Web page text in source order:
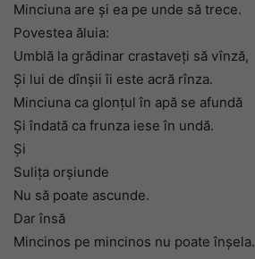
Minciuna are şi ea pe unde să trece.
Povestea ăluia:
Umblă la grădinar crastaveţi să vînză,
Şi lui de dînşii îi este acră rînza.
Minciuna ca glonţul în apă se afundă
Şi îndată ca frunza iese în undă.
Şi
Suliţa orşiunde
Nu să poate ascunde.
Dar însă
Mincinos pe mincinos nu poate înşela.